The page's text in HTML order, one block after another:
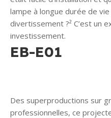
lampe à longue durée de
divertissement ?² C’est un
investissement.
EB-E01
Des superproductions sur
professionnelles, ce